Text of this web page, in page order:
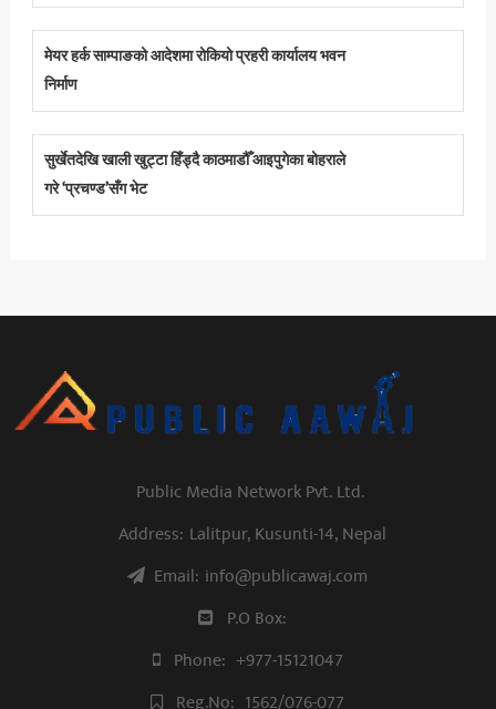
मेयर हर्क साम्पाङको आदेशमा रोकियो प्रहरी कार्यालय भवन
निर्माण
सुर्खेतदेखि खाली खुट्टा हिँड्दै काठमाडौँ आइपुगेका बोहराले
गरे ‘प्रचण्ड’सँग भेट
Public Media Network Pvt. Ltd.
Address: Lalitpur, Kusunti-14, Nepal
Email: info@publicawaj.com
P.O Box:
Phone: +977-15121047
Reg.No: 1562/076-077